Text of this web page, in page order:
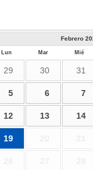
Febrero
Lun Mar Mié
29 30 31
5 6 7
12 13 14
19